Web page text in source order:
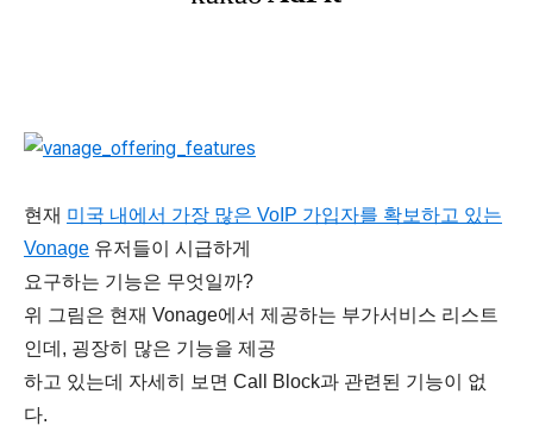
현재 미국 내에서 가장 많은 VoIP 가입자를 확보하고 있는
Vonage 유저들이 시급하게
요구하는 기능은 무엇일까?
위 그림은 현재 Vonage에서 제공하는 부가서비스 리스트
인데, 굉장히 많은 기능을 제공
하고 있는데 자세히 보면 Call Block과 관련된 기능이 없
다.